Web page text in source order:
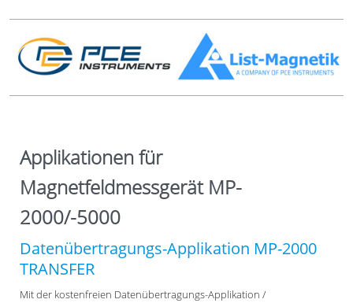
Applikationen für
Magnetfeldmessgerät MP-
2000/-5000
Datenübertragungs-Applikation MP-2000
TRANSFER
Mit der kostenfreien Datenübertragungs-Applikation /